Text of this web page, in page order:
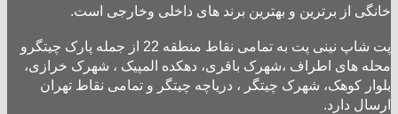
خانگی از برترین و بهترین برند های داخلی وخارجی است.
پت شاپ نینی پت به تمامی نقاط منطقه 22 از جمله پارک چیتگرو
محله های اطراف ،شهرک باقری، دهکده المپیک ، شهرک خرازی،
بلوار کوهک، شهرک چیتگر ، دریاچه چیتگر و تمامی نقاط تهران
ارسال دارد.